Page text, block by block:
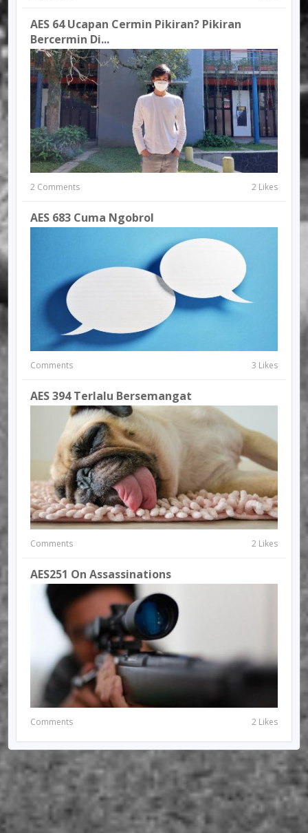
AES 64 Ucapan Cermin Pikiran? Pikiran
Bercermin Di...
2 Comments 2 Likes
AES 683 Cuma Ngobrol
Comments 3 Likes
AES 394 Terlalu Bersemangat
Comments 2 Likes
AES251 On Assassinations
Comments 2 Likes